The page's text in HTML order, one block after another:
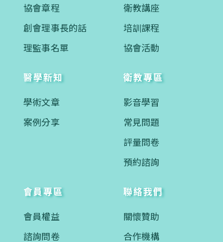
協會章程
創會理事長的話
理監事名單
衛教講座
培訓課程
協會活動
醫學新知
學術文章
案例分享
衛教專區
影音學習
常見問題
評量問卷
預約諮詢
會員專區
會員權益
諮詢問卷
聯絡我們
關懷贊助
合作機構